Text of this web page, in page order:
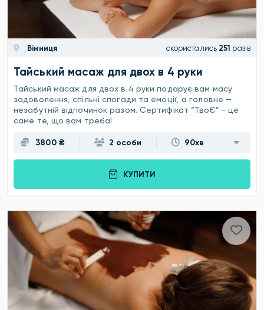
Вінниця скористались 251 разів
Тайський масаж для двох в 4 руки
Тайський масаж для двох в 4 руки подарує вам масу
задоволення, спільні спогади та емоції, а головне —
незабутній відпочинок разом. Сертифікат “ТвоЄ” - це
саме те, що вам треба!
3800 ₴ 2 особи 90хв
КУПИТИ